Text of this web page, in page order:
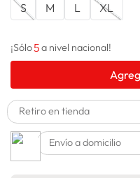
10 lavadora
S M L XL
¡Sólo5a nivel nacional!
Retiro en tienda
Envío a domicilio